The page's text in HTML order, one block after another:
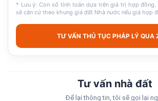
* Lưu ý: Con số tính toán dựa trên giá trị hợp
sẽ căn cứ theo khung giá đất Nhà nước nếu giá hợp
TƯ VẤN THỦ TỤC PHÁP LÝ QUA
Tư vấn nhà đất
Để lại thông tin, tôi sẽ gọi lại